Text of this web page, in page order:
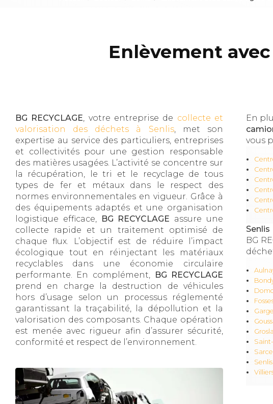
Enlèvement
BG RECYCLAGE, votre entreprise de collecte et
valorisation des déchets à Senlis, met son
expertise au service des particuliers, entreprises
et collectivités pour une gestion responsable
des matières usagées. L’activité se concentre sur
la récupération, le tri et le recyclage de tous
types de fer et métaux dans le respect des
normes environnementales en vigueur. Grâce à
des équipements adaptés et une organisation
logistique efficace,
BG RECYCLAGE assure une
collecte rapide et un traitement optimisé de
chaque flux. L’objectif est de réduire l’impact
écologique tout en réinjectant les matériaux
recyclables dans une économie circulaire
performante. En complément,
BG RECYCLAGE
prend en charge la destruction de véhicules
hors d’usage selon un processus réglementé
garantissant la traçabilité, la dépollution et la
valorisation des composants. Chaque opération
est menée avec rigueur afin d’assurer sécurité,
conformité et respect de l’environnement.
En
vous
Senlis
BG
Senlis